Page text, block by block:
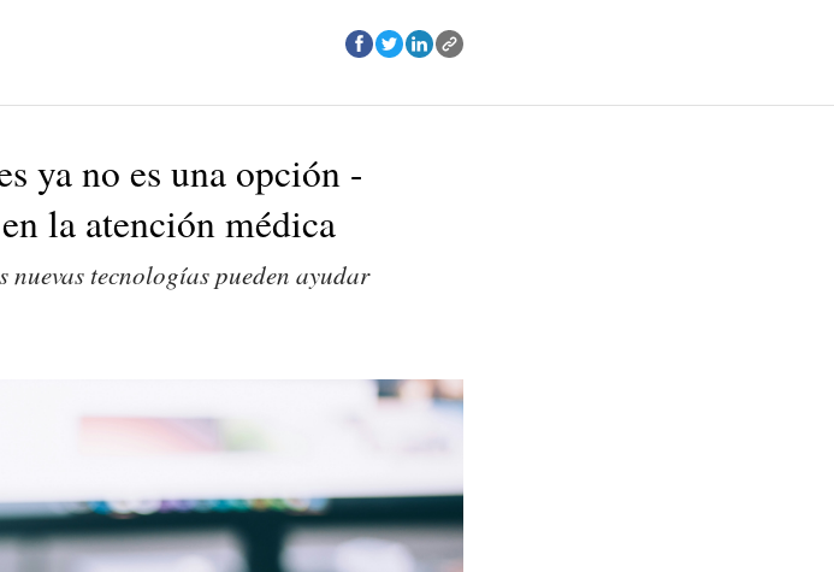
ya no es una opción -
la atención médica
nuevas tecnologías pueden ayudar